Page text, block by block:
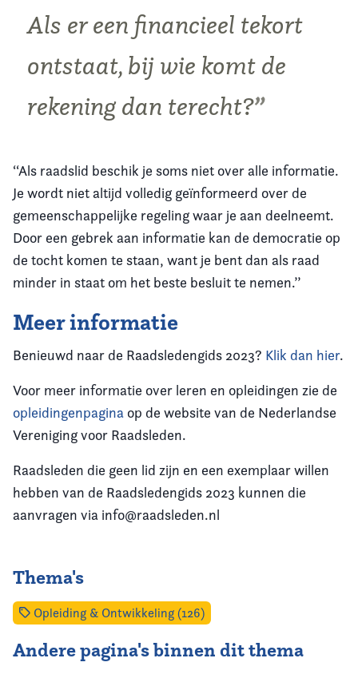
Als er een financieel tekort
ontstaat, bij wie komt de
rekening dan terecht?
‘‘Als raadslid beschik je soms niet over alle informatie.
Je wordt niet altijd volledig geïnformeerd over de
gemeenschappelijke regeling waar je aan deelneemt.
Door een gebrek aan informatie kan de democratie op
de tocht komen te staan, want je bent dan als raad
minder in staat om het beste besluit te nemen.’’
Meer informatie
Benieuwd naar de Raadsledengids 2023? Klik dan hier.
Voor meer informatie over leren en opleidingen zie de
opleidingenpagina op de website van de Nederlandse
Vereniging voor Raadsleden.
Raadsleden die geen lid zijn en een exemplaar willen
hebben van de Raadsledengids 2023 kunnen die
aanvragen via info@raadsleden.nl
Thema's
Opleiding & Ontwikkeling (126)
Andere pagina's binnen dit thema